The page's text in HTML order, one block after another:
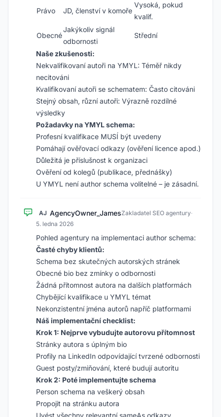
Právo JD, členství v komoře
Vysoká, pokud
kvalif.
Obecné
Jakýkoliv signál
odbornosti
Střední
Naše zkušenosti:
Nekvalifikovaní autoři na YMYL: Téměř nikdy
necitováni
Kvalifikovaní autoři se schematem: Často citováni
Stejný obsah, různí autoři: Výrazně rozdílné
výsledky
Požadavky na YMYL schema:
Profesní kvalifikace MUSÍ být uvedeny
Pomáhají ověřovací odkazy (ověření licence apod.)
Důležitá je příslušnost k organizaci
Ověření od kolegů (publikace, přednášky)
U YMYL není author schema volitelné – je zásadní.
AJ AgencyOwner_JamesZakladatel SEO agentury·
5. ledna 2026
Pohled agentury na implementaci author schema:
Časté chyby klientů:
Schema bez skutečných autorských stránek
Obecné bio bez zmínky o odbornosti
Žádná přítomnost autora na dalších platformách
Chybějící kvalifikace u YMYL témat
Nekonzistentní jména autorů napříč platformami
Náš implementační checklist:
Krok 1: Nejprve vybudujte autorovu přítomnost
Stránky autora s úplným bio
Profily na LinkedIn odpovídající tvrzené odbornosti
Guest posty/zmiňování, které budují autoritu
Krok 2: Poté implementujte schema
Person schema na veškerý obsah
Propojit na stránku autora
Uvést všechny relevantní sameAs odkazy